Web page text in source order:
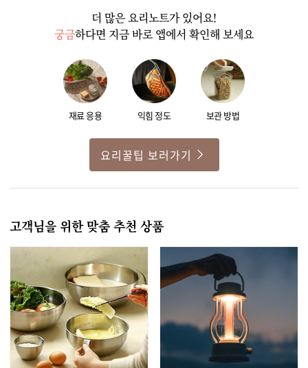
더 많은 요리노트가 있어요!
궁금하다면 지금 바로 앱에서 확인해 보세요
재료 응용 익힘 정도 보관 방법
요리꿀팁 보러가기
고객님을 위한 맞춤 추천 상품